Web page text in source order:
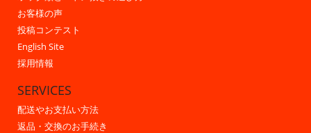
お客様の声
投稿コンテスト
English Site
採用情報
SERVICES
配送やお支払い方法
返品・交換のお手続き